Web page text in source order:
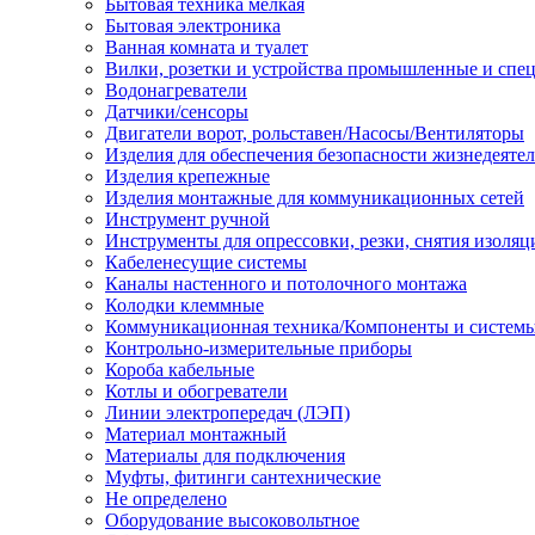
Бытовая техника мелкая
Бытовая электроника
Ванная комната и туалет
Вилки, розетки и устройства промышленные и
Водонагреватели
Датчики/сенсоры
Двигатели ворот, рольставен/Насосы/Вентиляторы
Изделия для обеспечения безопасности
Изделия крепежные
Изделия монтажные для коммуникационных сетей
Инструмент ручной
Инструменты для опрессовки, резки, снятия
Кабеленесущие системы
Каналы настенного и потолочного монтажа
Колодки клеммные
Коммуникационная техника/Компоненты и
Контрольно-измерительные приборы
Короба кабельные
Котлы и обогреватели
Линии электропередач (ЛЭП)
Материал монтажный
Материалы для подключения
Муфты, фитинги сантехнические
Не определено
Оборудование высоковольтное